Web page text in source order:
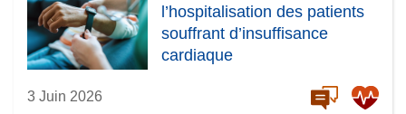
l’hospitalisation des patients
souffrant d’insuffisance
cardiaque
3 Juin 2026